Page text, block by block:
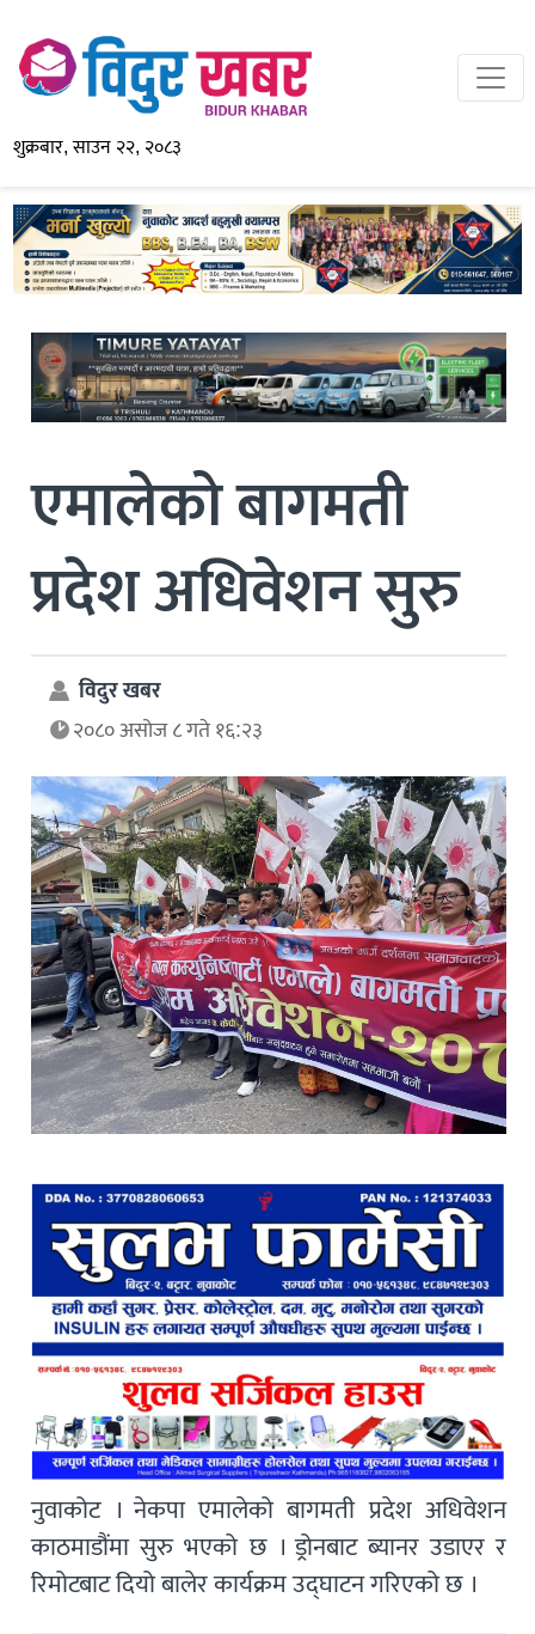
शुक्रबार, साउन २२, २०८३
एमालेको बागमती
प्रदेश अधिवेशन सुरु
विदुर खबर
२०८० असोज ८ गते १६:२३
नुवाकोट । नेकपा एमालेको बागमती प्रदेश अधिवेशन
काठमाडौंमा सुरु भएको छ । ड्रोनबाट ब्यानर उडाएर र
रिमोटबाट दियो बालेर कार्यक्रम उद्घाटन गरिएको छ ।